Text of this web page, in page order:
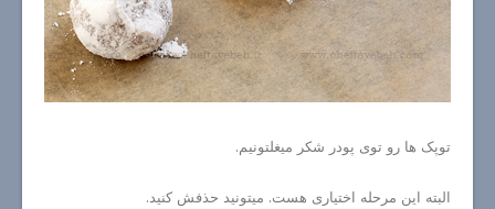
توپک ها رو توی پودر شکر میغلتونیم.
البته این مرحله اختیاری هست. میتونید حذفش کنید.